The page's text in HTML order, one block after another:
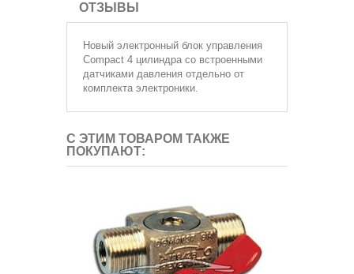
ОТЗЫВЫ
Новый электронный блок управления
Compact 4 цилиндра со встроенными
датчиками давления отдельно от
комплекта электроники.
С ЭТИМ ТОВАРОМ ТАКЖЕ
ПОКУПАЮТ: